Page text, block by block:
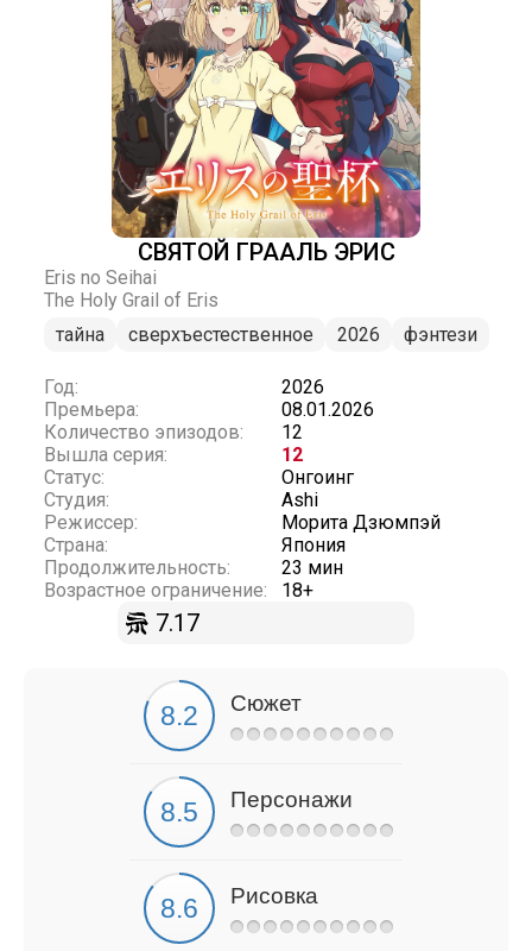
СВЯТОЙ ГРААЛЬ ЭРИС
Eris no Seihai
The Holy Grail of Eris
тайна
сверхъестественное 2026 фэнтези
Год:
2026
Премьера:
08.01.2026
Количество эпизодов:
12
Вышла серия:
12
Статус:
Онгоинг
Студия:
Ashi
Режиссер:
Морита Дзюмпэй
Страна:
Япония
Продолжительность:
23 мин
Возрастное ограничение:
18+
7.17
Сюжет
Персонажи
Рисовка